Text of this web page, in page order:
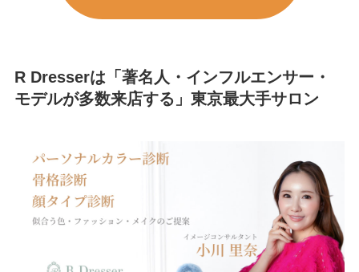
R Dresserは「著名人・インフルエンサー・
モデルが多数来店する」東京最大手サロン